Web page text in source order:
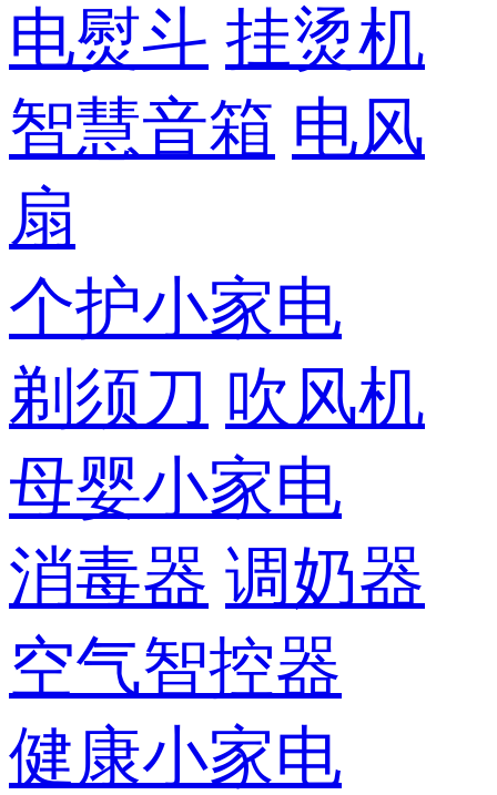
电熨斗 挂烫机
智慧音箱 电风
扇
个护小家电
剃须刀 吹风机
母婴小家电
消毒器 调奶器
空气智控器
健康小家电